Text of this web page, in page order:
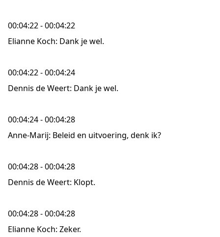
00:04:22 - 00:04:22
Elianne Koch: Dank je wel.
00:04:22 - 00:04:24
Dennis de Weert: Dank je wel.
00:04:24 - 00:04:28
Anne-Marij: Beleid en uitvoering, denk ik?
00:04:28 - 00:04:28
Dennis de Weert: Klopt.
00:04:28 - 00:04:28
Elianne Koch: Zeker.